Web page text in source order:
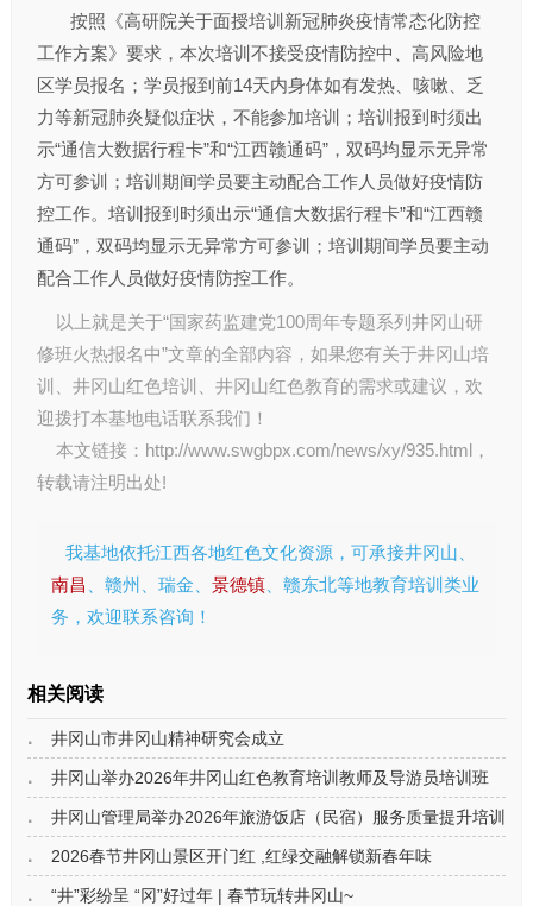
按照《高研院关于面授培训新冠肺炎疫情常态化防控
工作方案》要求，本次培训不接受疫情防控中、高风险地
区学员报名；学员报到前14天内身体如有发热、咳嗽、乏
力等新冠肺炎疑似症状，不能参加培训；培训报到时须出
示“通信大数据行程卡”和“江西赣通码”，双码均显示无异常
方可参训；培训期间学员要主动配合工作人员做好疫情防
控工作。培训报到时须出示“通信大数据行程卡”和“江西赣
通码”，双码均显示无异常方可参训；培训期间学员要主动
配合工作人员做好疫情防控工作。
以上就是关于“国家药监建党100周年专题系列井冈山研
修班火热报名中”文章的全部内容，如果您有关于井冈山培
训
井冈山红色培训 井冈山红色教育的需求或建议，欢
迎拨打本基地电话联系我们！
本文链接： http://www.swgbpx.com/news/xy/935.html，
转载请注明出处!
我基地依托江西各地红色文化资源，可承接井冈山、
南昌
、赣州、瑞金、 景德镇、赣东北等地教育培训类业
务，欢迎联系咨询！
相关阅读
井冈山市井冈山精神研究会成立
井冈山举办2026年井冈山红色教育培训教师及导游员培训班
井冈山管理局举办2026年旅游饭店（民宿）服务质量提升培训班
2026春节井冈山景区开门红 ,红绿交融解锁新春年味
“井”彩纷呈 “冈”好过年 | 春节玩转井冈山~